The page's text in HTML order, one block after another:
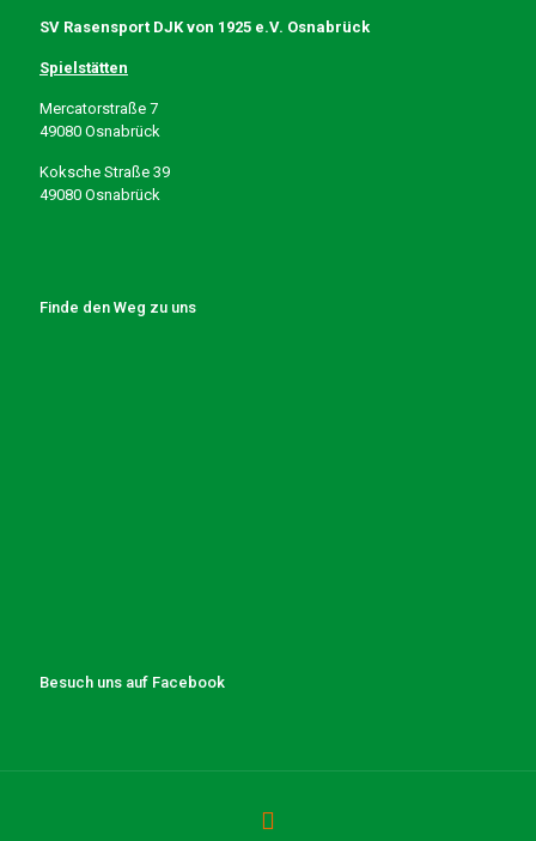
SV Rasensport DJK von 1925 e.V. Osnabrück
Spielstätten
Mercatorstraße 7
49080 Osnabrück
Koksche Straße 39
49080 Osnabrück
Finde den Weg zu uns
Besuch uns auf Facebook